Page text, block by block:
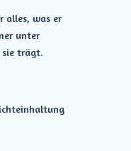
alles, was er
unter
sie trägt.